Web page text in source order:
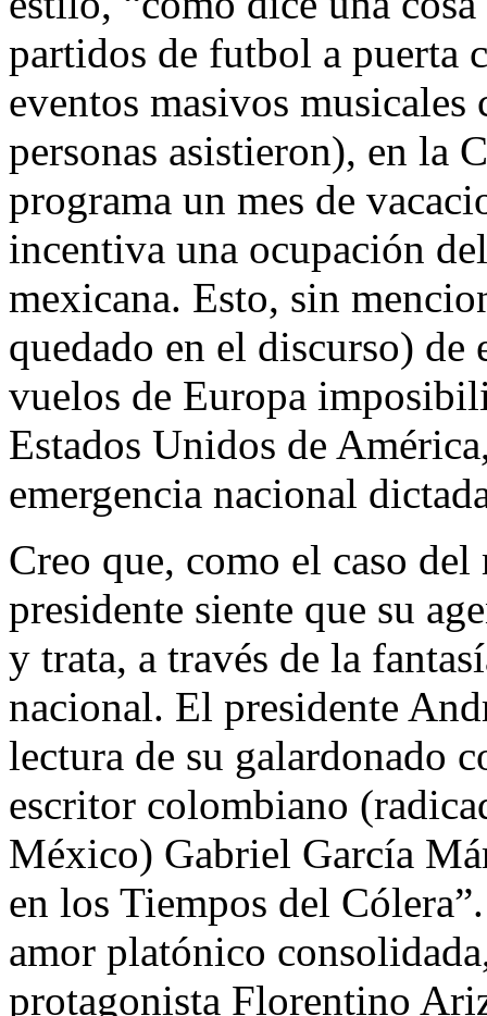
partidos de futbol a puerta
eventos masivos
personas asistieron), en la
programa un mes de
incentiva una ocupación
mexicana. Esto, sin
quedado en el discurso)
vuelos de Europa
Estados Unidos de
emergencia nacional
Creo que, como el caso
presidente siente que su
y trata, a través de la
nacional. El presidente
lectura de su galardonado
escritor colombiano
México) Gabriel García
en los Tiempos del
amor platónico
protagonista Florentino